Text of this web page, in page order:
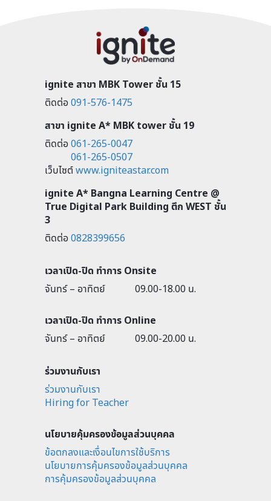
ignite สาขา MBK Tower ชั้น 15
ติดต่อ091-576-1475
สาขา ignite A* MBK tower ชั้น 19
ติดต่อ061-265-0047
061-265-0507
เว็บไซต์www.igniteastar.com
ignite A* Bangna Learning Centre @
True Digital Park Building ตึก WEST ชั้น
3
ติดต่อ0828399656
เวลาเปิด-ปิด ทำการ Onsite
จันทร์ – อาทิตย์
09.00-18.00 น.
เวลาเปิด-ปิด ทำการ Online
จันทร์ – อาทิตย์
09.00-20.00 น.
ร่วมงานกับเรา
ร่วมงานกับเรา
Hiring for Teacher
นโยบายคุ้มครองข้อมูลส่วนบุคคล
ข้อตกลงและเงื่อนไขการใช้บริการ
นโยบายการคุ้มครองข้อมูลส่วนบุคคล
การคุ้มครองข้อมูลส่วนบุคคล